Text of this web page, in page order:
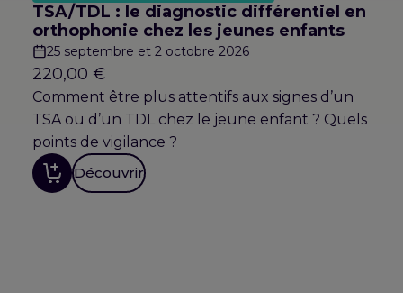
TSA/TDL : le diagnostic différentiel en
orthophonie chez les jeunes enfants
25 septembre et 2 octobre 2026
220,00 €
Comment être plus attentifs aux signes d’un
TSA ou d’un TDL chez le jeune enfant ? Quels
points de vigilance ?
Découvrir